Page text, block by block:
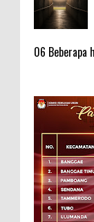
06 Beberapa